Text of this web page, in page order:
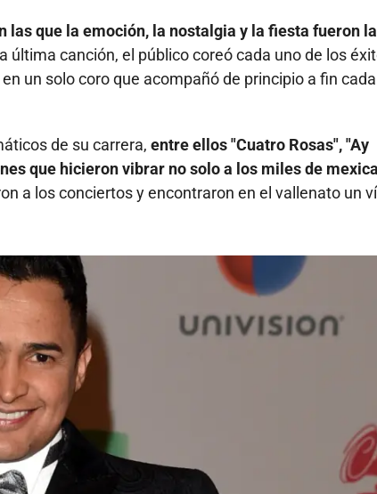
las que la emoción, la nostalgia y la fiesta fueron
última canción, el público coreó cada uno de los
un solo coro que acompañó de principio a fin cada
de su carrera, entre ellos "Cuatro Rosas", "Ay
que hicieron vibrar no solo a los miles de
a los conciertos y encontraron en el vallenato un